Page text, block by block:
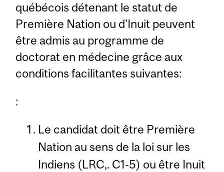
québécois détenant le statut de
Première Nation ou d'Inuit peuvent
être admis au programme de
doctorat en médecine grâce aux
conditions facilitantes suivantes:
:
Le candidat doit être Première
Nation au sens de la loi sur les
Indiens (LRC,. C1-5) ou être Inuit